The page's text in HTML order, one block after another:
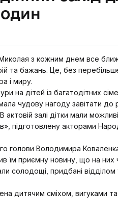
з кожним днем все
та бажань. Це, без
і миру.
на дітей із багатодітних
чудову нагоду завітати до
залі дітки мали
підготовлену акторами
голови Володимира
їм приємну новину, що на них
солодощі, придбані відділом
дитячим сміхом, вигуками